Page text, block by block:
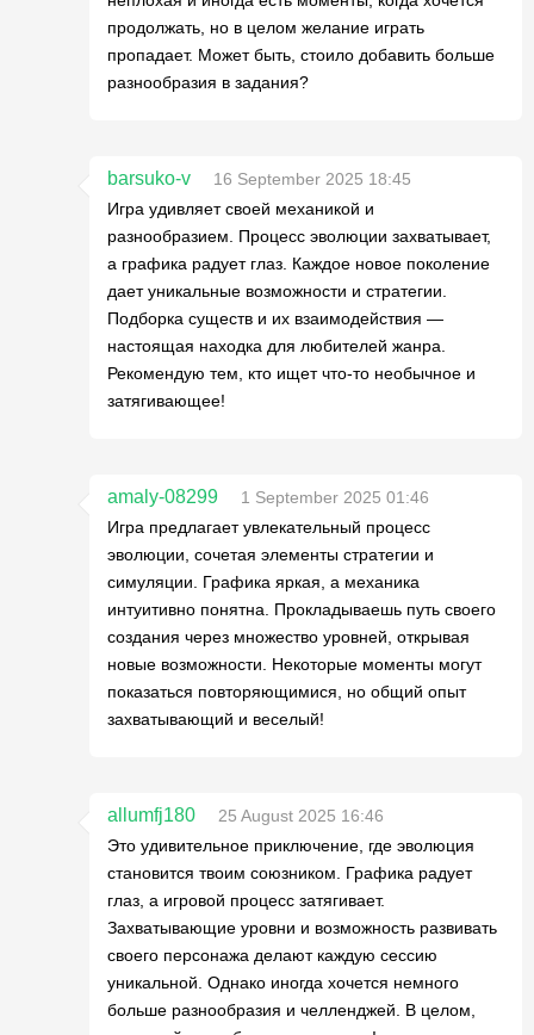
продолжать, но в целом желание играть
пропадает. Может быть, стоило добавить больше
разнообразия в задания?
barsuko-v
16 September 2025 18:45
Игра удивляет своей механикой и
разнообразием. Процесс эволюции захватывает,
а графика радует глаз. Каждое новое поколение
дает уникальные возможности и стратегии.
Подборка существ и их взаимодействия —
настоящая находка для любителей жанра.
Рекомендую тем, кто ищет что-то необычное и
затягивающее!
amaly-08299
1 September 2025 01:46
Игра предлагает увлекательный процесс
эволюции, сочетая элементы стратегии и
симуляции. Графика яркая, а механика
интуитивно понятна. Прокладываешь путь своего
создания через множество уровней, открывая
новые возможности. Некоторые моменты могут
показаться повторяющимися, но общий опыт
захватывающий и веселый!
allumfj180
25 August 2025 16:46
Это удивительное приключение, где эволюция
становится твоим союзником. Графика радует
глаз, а игровой процесс затягивает.
Захватывающие уровни и возможность развивать
своего персонажа делают каждую сессию
уникальной. Однако иногда хочется немного
больше разнообразия и челленджей. В целом,